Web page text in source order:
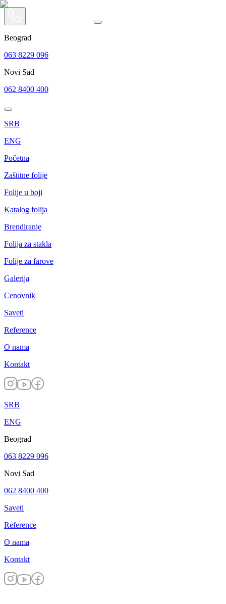
Beograd
063 8229 096
Novi Sad
062 8400 400
SRB
ENG
Početna
Zaštitne folije
Folije u boji
Katalog folija
Brendiranje
Folija za stakla
Folije za farove
Galerija
Cenovnik
Saveti
Reference
O nama
Kontakt
SRB
ENG
Beograd
063 8229 096
Novi Sad
062 8400 400
Saveti
Reference
O nama
Kontakt